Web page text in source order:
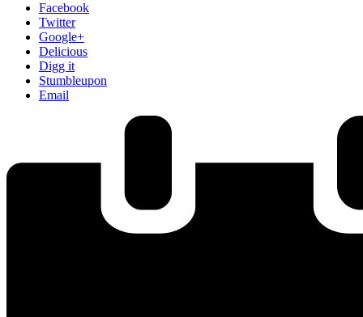
Facebook
Twitter
Google+
Delicious
Digg it
Stumbleupon
Email